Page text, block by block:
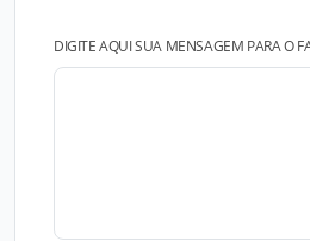
DIGITE AQUI SUA MENSAGEM PARA O